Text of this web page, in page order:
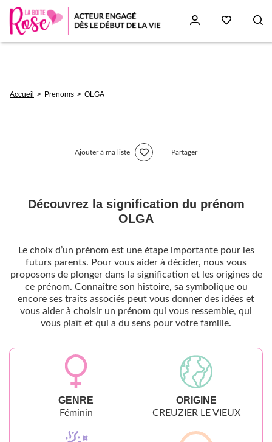
d'Ariane
Accueil Prenoms OLGA
Ajouter à ma liste Partager
Découvrez la signification du prénom
OLGA
Le choix d’un prénom est une étape importante pour les
futurs parents. Pour vous aider à décider, nous vous
proposons de plonger dans la signification et les origines de
ce prénom. Connaître son histoire, sa symbolique ou
encore ses traits associés peut vous donner des idées et
vous aider à choisir un prénom qui vous ressemble, qui
vous plaît et qui a du sens pour votre famille.
GENRE
Féminin
ORIGINE
CREUZIER LE VIEUX